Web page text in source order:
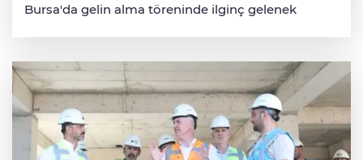
Bursa'da gelin alma töreninde ilginç gelenek